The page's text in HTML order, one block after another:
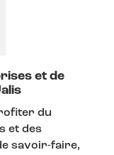
et de
du
et des
savoir-faire,